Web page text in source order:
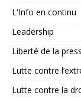
L'Info en continu
Leadership
Liberté de la
Lutte contre
Lutte contre la